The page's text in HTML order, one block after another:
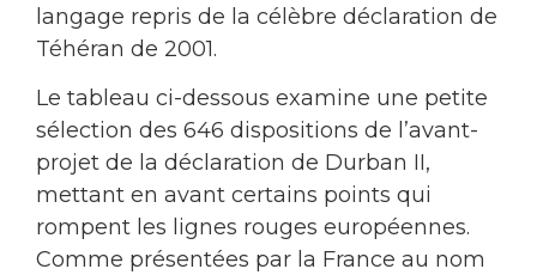
langage repris de la célèbre déclaration de
Téhéran de 2001.
Le tableau ci-dessous examine une petite
sélection des 646 dispositions de l’avant-
projet de la déclaration de Durban II,
mettant en avant certains points qui
rompent les lignes rouges européennes.
Comme présentées par la France au nom